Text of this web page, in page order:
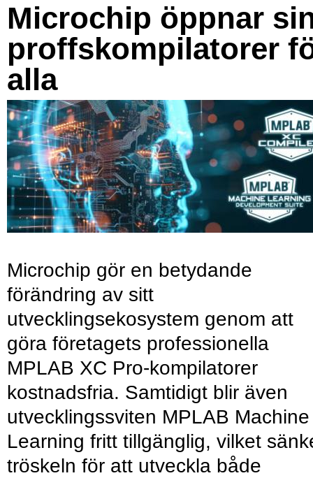
Microchip öppnar
proffskompilatorer
alla
Microchip gör en betydande
förändring av sitt
utvecklingsekosystem genom att
göra företagets professionella
MPLAB XC Pro-kompilatorer
kostnadsfria. Samtidigt blir även
utvecklingssviten MPLAB Machine
Learning fritt tillgänglig, vilket
tröskeln för att utveckla både